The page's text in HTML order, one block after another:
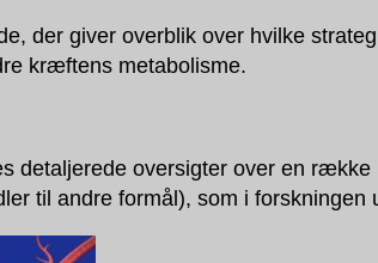
der giver overblik over hvilke
kræftens metabolisme.
detaljerede oversigter over en
til andre formål), som i forskningen